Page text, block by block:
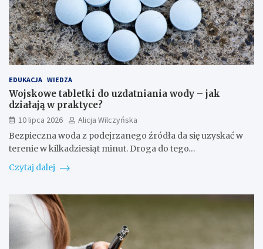
EDUKACJA WIEDZA
Wojskowe tabletki do uzdatniania wody – jak
działają w praktyce?
10 lipca 2026
Alicja Wilczyńska
Bezpieczna woda z podejrzanego źródła da się uzyskać w
terenie w kilkadziesiąt minut. Droga do tego…
Czytaj dalej